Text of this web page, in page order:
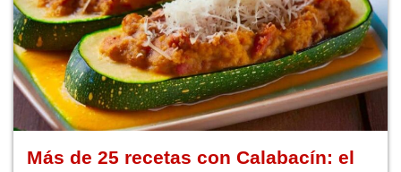
Más de 25 recetas con Calabacín: el